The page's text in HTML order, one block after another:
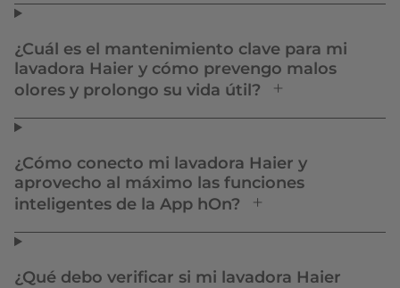
¿Cuál es el mantenimiento clave para mi
lavadora Haier y cómo prevengo malos
olores y prolongo su vida útil?
¿Cómo conecto mi lavadora Haier y
aprovecho al máximo las funciones
inteligentes de la App hOn?
¿Qué debo verificar si mi lavadora Haier